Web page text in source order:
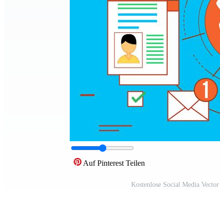
Auf Pinterest Teilen
Kostenlose Social Media